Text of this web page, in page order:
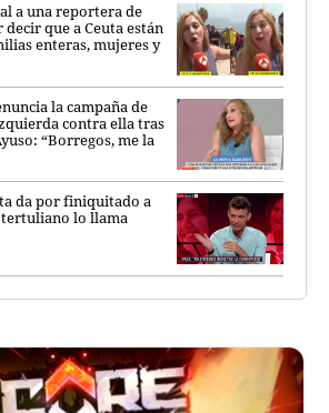
a una reportera de
que a Ceuta están
enteras, mujeres y
la campaña de
contra ella tras
“Borregos, me la
da por finiquitado a
tertuliano lo llama